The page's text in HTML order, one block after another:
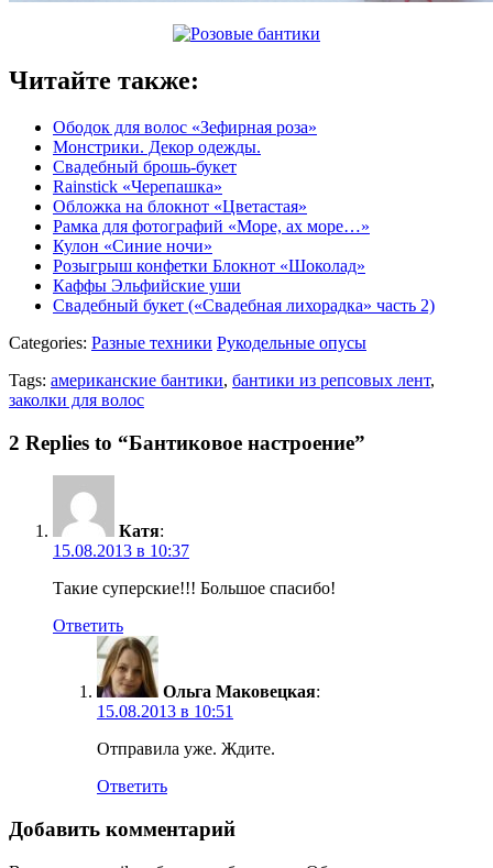
Читайте также:
Ободок для волос «Зефирная роза»
Монстрики. Декор одежды.
Свадебный брошь-букет
Rainstick «Черепашка»
Обложка на блокнот «Цветастая»
Рамка для фотографий «Море, ах море…»
Кулон «Синие ночи»
Розыгрыш конфетки Блокнот «Шоколад»
Каффы Эльфийские уши
Свадебный букет («Свадебная лихорадка» часть 2)
Categories: Разные техники Рукодельные опусы
Tags: американские бантики, бантики из репсовых лент,
заколки для волос
2 Replies to “Бантиковое настроение”
Катя:
15.08.2013 в 10:37
Такие суперские!!! Большое спасибо!
Ответить
Ольга Маковецкая:
15.08.2013 в 10:51
Отправила уже. Ждите.
Ответить
Добавить комментарий